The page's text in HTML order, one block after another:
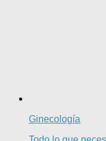
Ginecología